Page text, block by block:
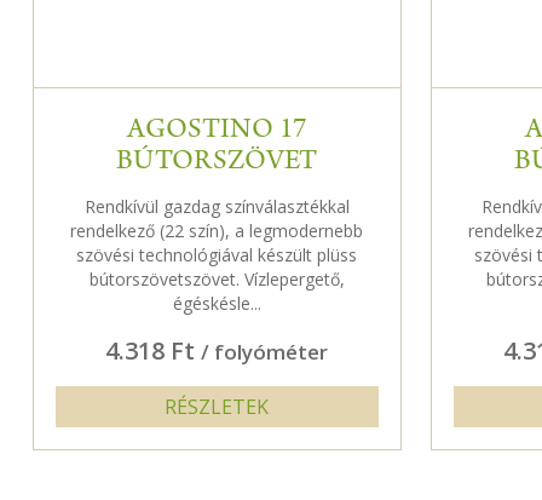
AGOSTINO 17
BÚTORSZÖVET
Rendkívül gazdag színválasztékkal
rendelkező (22 szín), a legmodernebb
szövési technológiával készült plüss
bútorszövetszövet. Vízlepergető,
égéskésle...
4.318 Ft/ folyóméter
RÉSZLETEK
szövési